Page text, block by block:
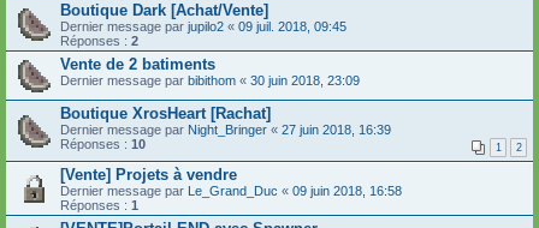
Boutique Dark [Achat/Vente]
Dernier message par jupilo2 « 09 juil. 2018, 09:45
Réponses : 2
Vente de 2 batiments
Dernier message par bibithom « 30 juin 2018, 23:09
Boutique XrosHeart [Rachat]
Dernier message par Night_Bringer « 27 juin 2018, 16:39
Réponses : 10 1 2
[Vente] Projets à vendre
Dernier message par Le_Grand_Duc « 09 juin 2018, 16:58
Réponses : 1